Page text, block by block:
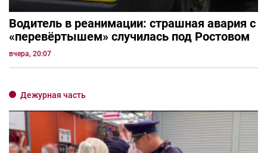
Водитель в реанимации: страшная авария с
«перевёртышем» случилась под Ростовом
вчера, 20:07
Дежурная часть